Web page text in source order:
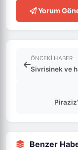
Yorum
ÖNCEKI HABER
Sivrisinek ve
Benzer